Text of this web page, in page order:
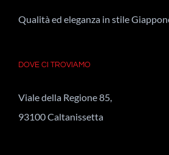
Qualità ed eleganza in stile
DOVE CI TROVIAMO
Viale della Regione 85,
93100 Caltanissetta